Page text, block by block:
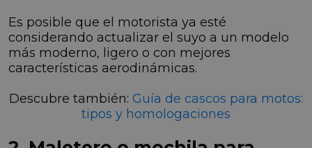
Es posible que el motorista ya esté
considerando actualizar el suyo a un modelo
más moderno, ligero o con mejores
características aerodinámicas.
Descubre también: Guía de cascos para motos:
tipos y homologaciones